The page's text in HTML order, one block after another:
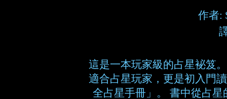
作者:
這是一本玩家級的占星袐笈
適合占星玩家，更是初入門
全占星手冊」。 書中從占